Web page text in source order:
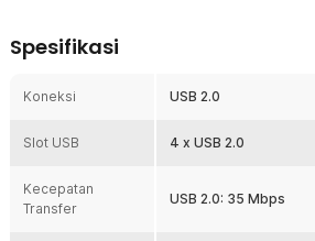
Spesifikasi
Koneksi USB 2.0
Slot USB 4 x USB 2.0
Kecepatan
Transfer
USB 2.0: 35 Mbps